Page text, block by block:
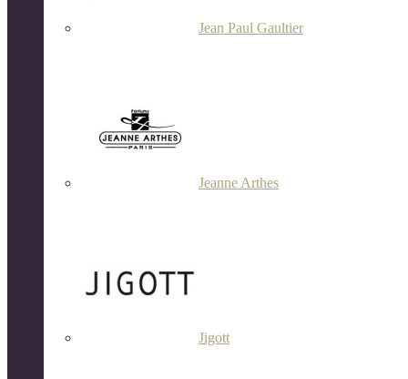
Jean Paul Gaultier
Jeanne Arthes
Jigott